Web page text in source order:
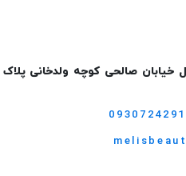
خیابان صالحی کوچه ولدخانی پلاک